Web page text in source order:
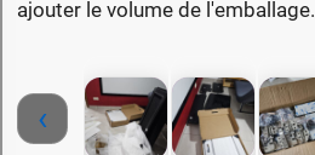
ajouter le volume de l'emballage.
‹